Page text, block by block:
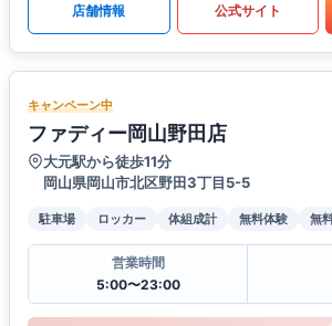
店舗情報 公式サイト
キャンペーン中
ファディー岡山野田店
大元駅から徒歩11分
岡山県岡山市北区野田3丁目5-5
駐車場 ロッカー 体組成計 無料体験 無
営業時間
5:00〜23:00